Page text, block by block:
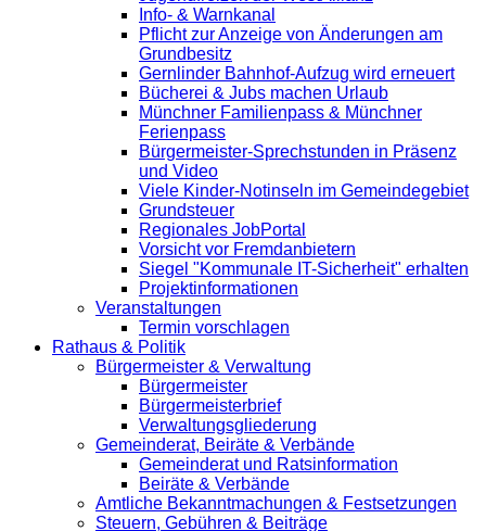
Info- & Warnkanal
Pflicht zur Anzeige von Änderungen am
Grundbesitz
Gernlinder Bahnhof-Aufzug wird erneuert
Bücherei & Jubs machen Urlaub
Münchner Familienpass & Münchner
Ferienpass
Bürgermeister-Sprechstunden in Präsenz
und Video
Viele Kinder-Notinseln im Gemeindegebiet
Grundsteuer
Regionales JobPortal
Vorsicht vor Fremdanbietern
Siegel "Kommunale IT-Sicherheit" erhalten
Projektinformationen
Veranstaltungen
Termin vorschlagen
Rathaus & Politik
Bürgermeister & Verwaltung
Bürgermeister
Bürgermeisterbrief
Verwaltungsgliederung
Gemeinderat, Beiräte & Verbände
Gemeinderat und Ratsinformation
Beiräte & Verbände
Amtliche Bekanntmachungen & Festsetzungen
Steuern, Gebühren & Beiträge